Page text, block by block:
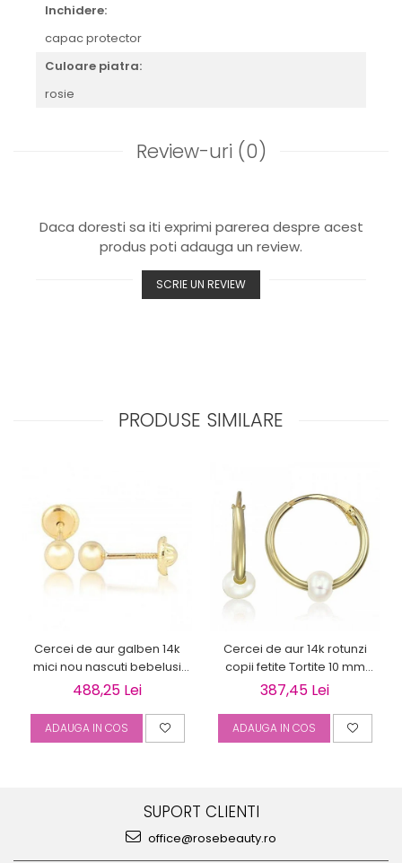
Inchidere:
capac protector
Culoare piatra:
rosie
Review-uri (0)
Daca doresti sa iti exprimi parerea despre acest
produs poti adauga un review.
SCRIE UN REVIEW
PRODUSE SIMILARE
Cercei de aur galben 14k
mici nou nascuti bebelusi
Bilute 4mm
488,25 Lei
ADAUGA IN COS
Cercei de aur 14k rotunzi
copii fetite Tortite 10 mm
perluta
387,45 Lei
ADAUGA IN COS
SUPORT CLIENTI
office@rosebeauty.ro